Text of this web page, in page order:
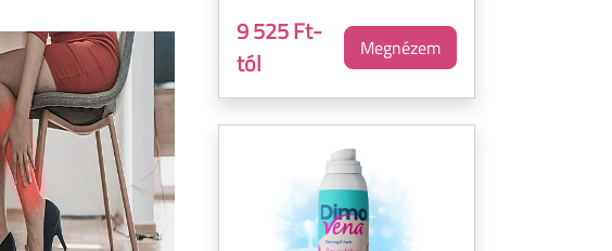
9 525 Ft-
tól
Megnézem